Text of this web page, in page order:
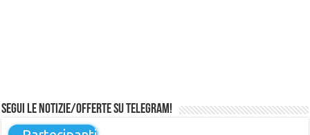
Segui le notizie/offerte su Telegram!